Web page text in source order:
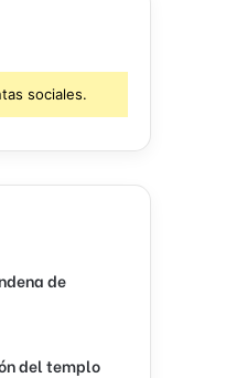
sociales.
de
del templo